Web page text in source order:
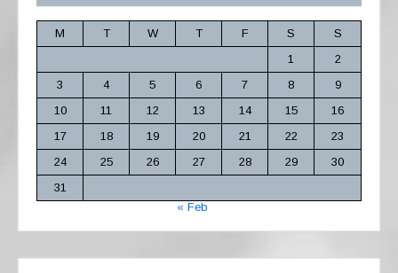
M T W T F S
S
1
2
3
4 5 6 7 8
9
10
11 12 13 14 15
16
17
18 19 20 21 22
23
24
25 26 27 28 29
30
31
« Feb